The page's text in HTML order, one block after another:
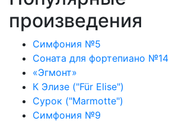
произведения
Симфония №5
Соната для фортепиано
«Эгмонт»
К Элизе ("Für Elise")
Сурок ("Marmotte")
Симфония №9